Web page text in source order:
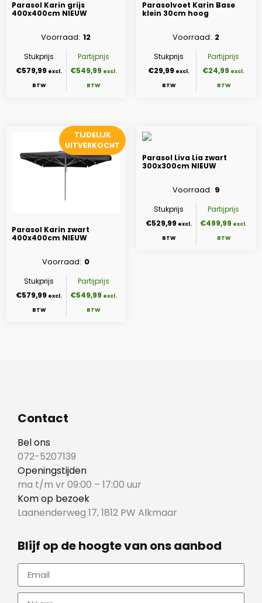
Parasol Karin grijs
400x400cm NIEUW
Voorraad 12
Stukprijs
€579,99
Partijprijs
€549,99
Parasolvoet Karin Base
klein 30cm hoog
Voorraad 2
Stukprijs
€29,99
Partijprijs
€24,99
TIJDELIJK
UITVERKOCHT
Parasol Karin zwart
400x400cm NIEUW
Voorraad 0
Stukprijs
€579,99
Partijprijs
€549,99
Parasol Liva Lia zwart
300x300cm NIEUW
Voorraad 9
Stukprijs
€529,99
Partijprijs
€499,99
Contact
Bel ons
072-5207139
Openingstijden
ma t/m vr 09:00 – 17:00 uur
Kom op bezoek
Laanenderweg 17, 1812 PW Alkmaar
Blijf op de hoogte van ons aanbod